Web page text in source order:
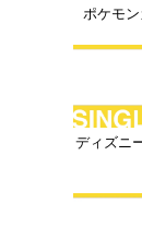
ポケモ
ディズニ